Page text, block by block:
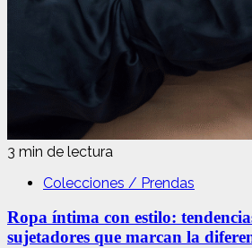
3 min de lectura
Colecciones / Prendas
Ropa íntima con estilo:
sujetadores que marcan la